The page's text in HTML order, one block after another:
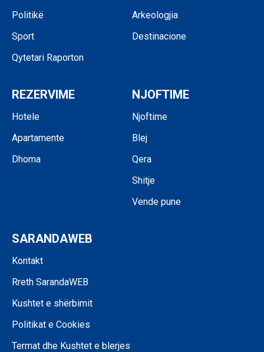
Politikë
Sport
Qytetari Raporton
Arkeologjia
Destinacione
REZERVIME
Hotele
Apartamente
Dhoma
NJOFTIME
Njoftime
Blej
Qera
Shitje
Vende pune
SARANDAWEB
Kontakt
Rreth SarandaWEB
Kushtet e shërbimit
Politikat e Cookies
Termat dhe Kushtet e blerjes